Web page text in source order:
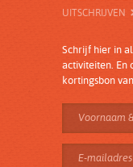
UITSCHRIJVEN
Schrijf hier in
activiteiten. En
kortingsbon